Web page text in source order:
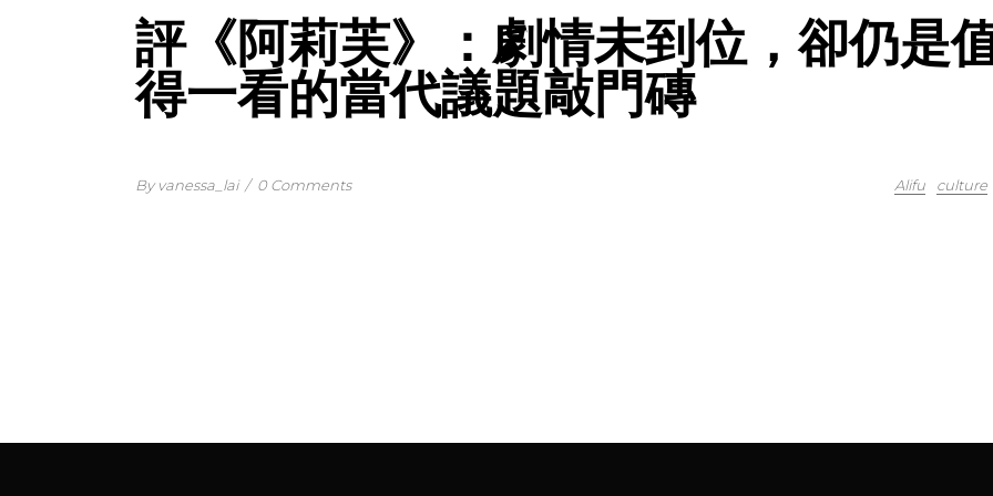
評《阿莉芙》：劇情未到位，卻仍是
得一看的當代議題敲門磚
By vanessa_lai / 0 Comments Alifu culture